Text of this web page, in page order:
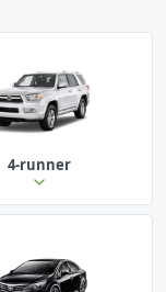
4-runner